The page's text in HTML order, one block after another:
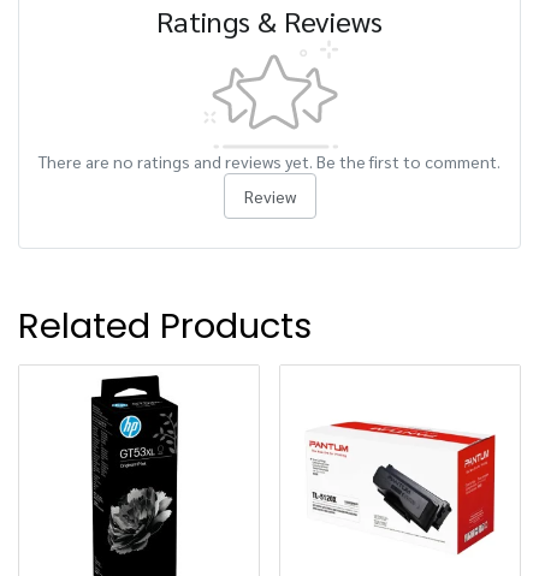
Ratings & Reviews
There are no ratings and reviews yet. Be the first to comment.
Review
Related Products